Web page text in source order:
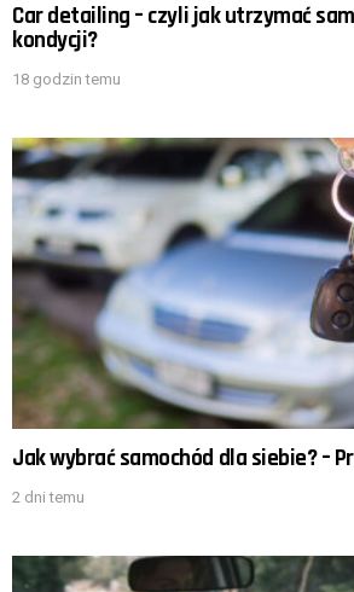
Car detailing – czyli jak utrzymać
kondycji?
18 godzin temu
Jak wybrać samochód dla siebie? –
2 dni temu